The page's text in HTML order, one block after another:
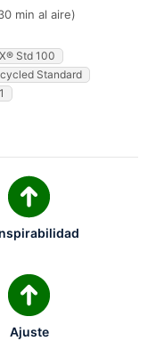
min al aire)
Std 100
Standard
Ajuste